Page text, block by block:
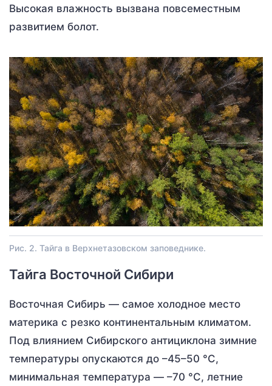
Высокая влажность вызвана повсеместным
развитием болот.
Рис. 2. Тайга в Верхнетазовском заповеднике.
Тайга Восточной Сибири
Восточная Сибирь — самое холодное место
материка с резко континентальным климатом.
Под влиянием Сибирского антициклона зимние
температуры опускаются до –45–50 °С,
минимальная температура — –70 °С, летние